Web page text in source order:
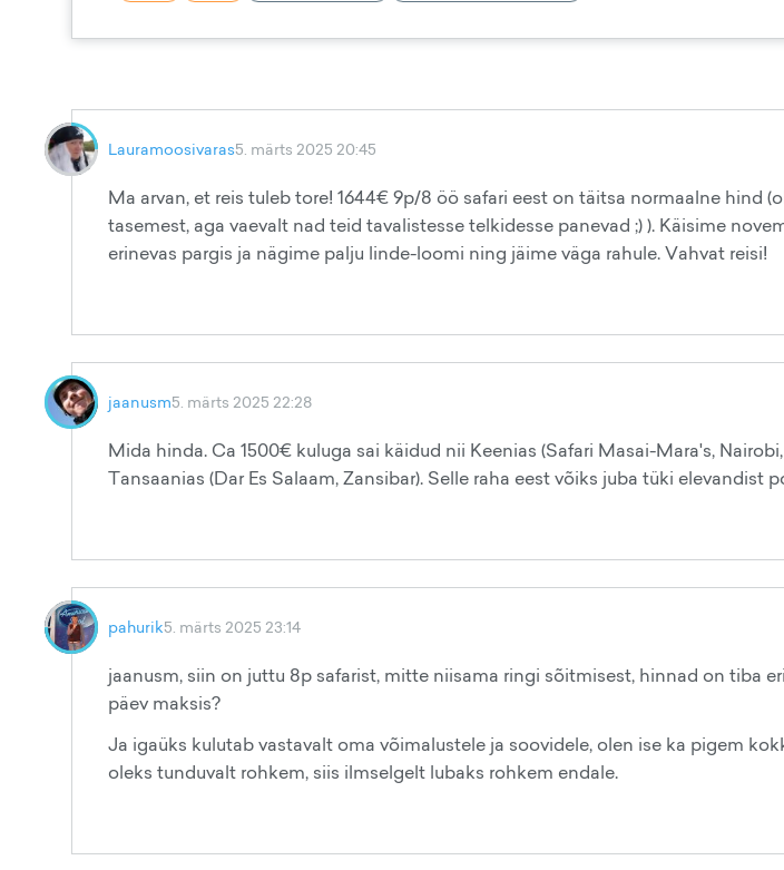
Lauramoosivaras5. märts 2025 20:45
Ma arvan, et reis tuleb tore! 1644€ 9p/8 öö safari eest on täitsa normaalne hind
tasemest, aga vaevalt nad teid tavalistesse telkidesse panevad ;) ). Käisime
erinevas pargis ja nägime palju linde-loomi ning jäime väga rahule. Vahvat reisi!
jaanusm5. märts 2025 22:28
Mida hinda. Ca 1500€ kuluga sai käidud nii Keenias (Safari Masai-Mara's,
Tansaanias (Dar Es Salaam, Zansibar). Selle raha eest võiks juba tüki elevandist
pahurik5. märts 2025 23:14
jaanusm, siin on juttu 8p safarist, mitte niisama ringi sõitmisest, hinnad on tiba
päev maksis?
Ja igaüks kulutab vastavalt oma võimalustele ja soovidele, olen ise ka pigem
oleks tunduvalt rohkem, siis ilmselgelt lubaks rohkem endale.